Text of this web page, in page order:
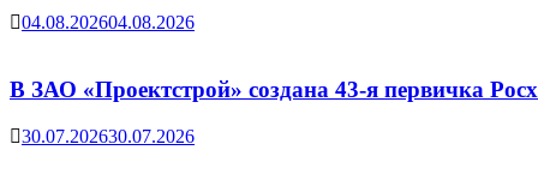
04.08.202604.08.2026
В ЗАО «Проектстрой» создана 43-я первичка
30.07.202630.07.2026